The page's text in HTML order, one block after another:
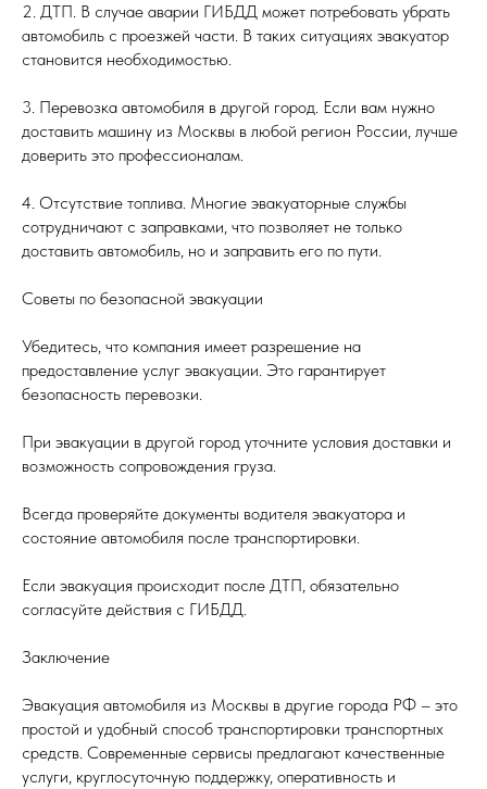
2. ДТП. В случае аварии ГИБДД может потребовать убрать
автомобиль с проезжей части. В таких ситуациях эвакуатор
становится необходимостью.
3. Перевозка автомобиля в другой город. Если вам нужно
доставить машину из Москвы в любой регион России, лучше
доверить это профессионалам.
4. Отсутствие топлива. Многие эвакуаторные службы
сотрудничают с заправками, что позволяет не только
доставить автомобиль, но и заправить его по пути.
Советы по безопасной эвакуации
Убедитесь, что компания имеет разрешение на
предоставление услуг эвакуации. Это гарантирует
безопасность перевозки.
При эвакуации в другой город уточните условия доставки и
возможность сопровождения груза.
Всегда проверяйте документы водителя эвакуатора и
состояние автомобиля после транспортировки.
Если эвакуация происходит после ДТП, обязательно
согласуйте действия с ГИБДД.
Заключение
Эвакуация автомобиля из Москвы в другие города РФ – это
простой и удобный способ транспортировки транспортных
средств. Современные сервисы предлагают качественные
услуги, круглосуточную поддержку, оперативность и